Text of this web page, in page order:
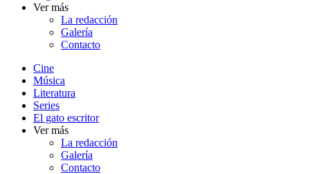
Ver más
La redacción
Galería
Contacto
Cine
Música
Literatura
Series
El gato escritor
Ver más
La redacción
Galería
Contacto